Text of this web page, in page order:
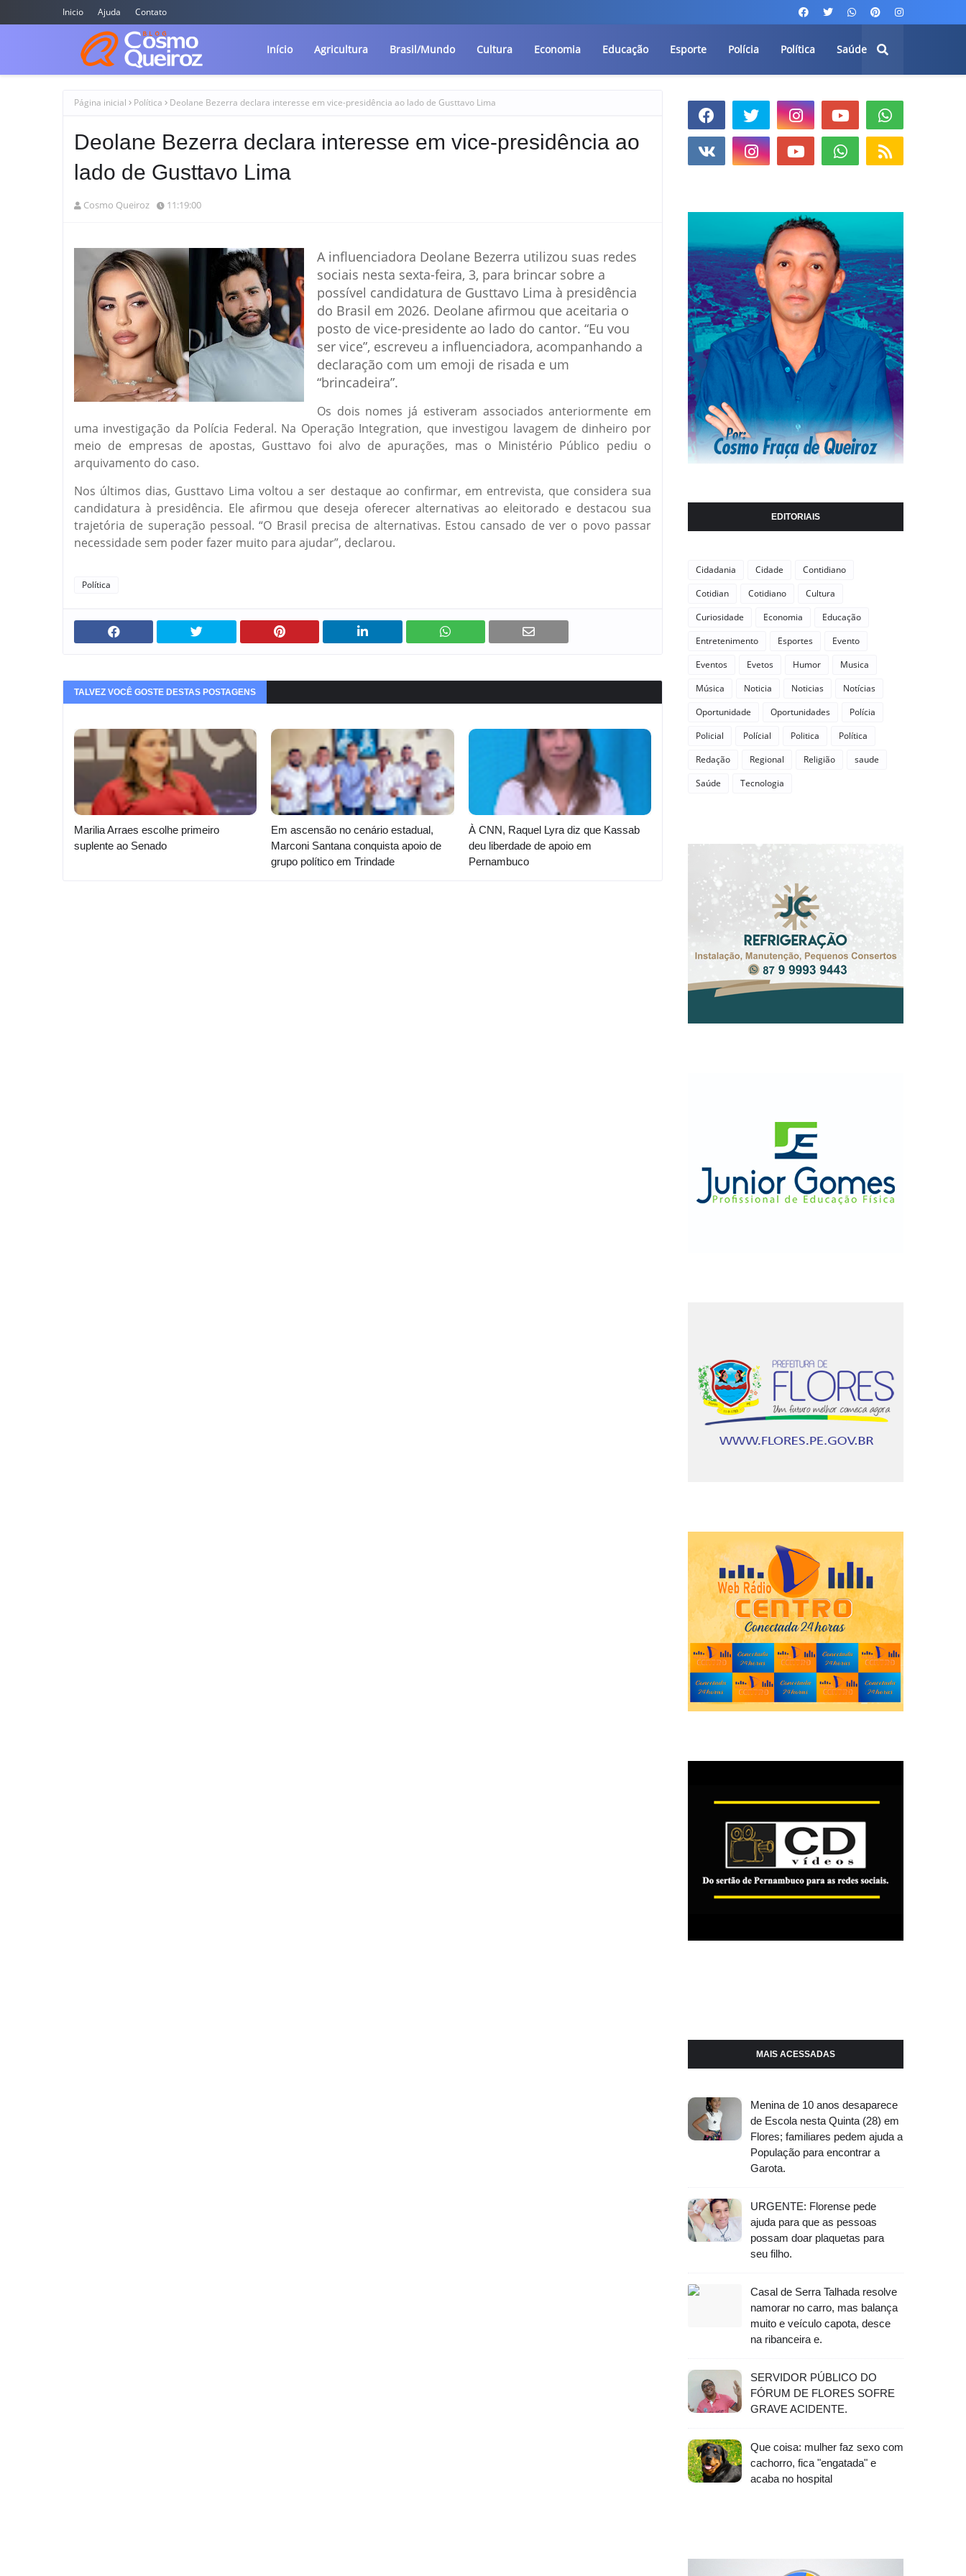
Inicio Ajuda Contato
Início Agricultura Brasil/Mundo Cultura Economia Educação Esporte Polícia Política Saúde
Página inicial Política Deolane Bezerra declara interesse em vice-presidência ao lado de Gusttavo Lima
Deolane Bezerra declara interesse em vice-presidência ao
lado de Gusttavo Lima
Cosmo Queiroz 11:19:00
A influenciadora Deolane Bezerra utilizou suas redes
sociais nesta sexta-feira, 3, para brincar sobre a
possível candidatura de Gusttavo Lima à presidência
do Brasil em 2026. Deolane afirmou que aceitaria o
posto de vice-presidente ao lado do cantor. “Eu vou
ser vice”, escreveu a influenciadora, acompanhando a
declaração com um emoji de risada e um
“brincadeira”.
Os dois nomes já estiveram associados anteriormente em
uma investigação da Polícia Federal. Na Operação Integration, que investigou lavagem de dinheiro por
meio de empresas de apostas, Gusttavo foi alvo de apurações, mas o Ministério Público pediu o
arquivamento do caso.
Nos últimos dias, Gusttavo Lima voltou a ser destaque ao confirmar, em entrevista, que considera sua
candidatura à presidência. Ele afirmou que deseja oferecer alternativas ao eleitorado e destacou sua
trajetória de superação pessoal. “O Brasil precisa de alternativas. Estou cansado de ver o povo passar
necessidade sem poder fazer muito para ajudar”, declarou.
Política
TALVEZ VOCÊ GOSTE DESTAS POSTAGENS
Marilia Arraes escolhe primeiro
suplente ao Senado
Em ascensão no cenário estadual,
Marconi Santana conquista apoio de
grupo político em Trindade
À CNN, Raquel Lyra diz que Kassab
deu liberdade de apoio em
Pernambuco
EDITORIAIS
Cidadania Cidade
Contidiano
Cotidian
Cotidiano
Cultura
Curiosidade
Economia
Educação
Entretenimento
Esportes
Evento
Eventos
Evetos Humor
Musica
Música
Noticia Noticias
Notícias
Oportunidade
Oportunidades
Polícia
Policial
Polícial Politica
Política
Redação
Regional Religião
saude
Saúde
Tecnologia
MAIS ACESSADAS
Menina de 10 anos desaparece
de Escola nesta Quinta (28) em
Flores; familiares pedem ajuda a
População para encontrar a
Garota.
URGENTE: Florense pede
ajuda para que as pessoas
possam doar plaquetas para
seu filho.
Casal de Serra Talhada resolve
namorar no carro, mas balança
muito e veículo capota, desce
na ribanceira e.
SERVIDOR PÚBLICO DO
FÓRUM DE FLORES SOFRE
GRAVE ACIDENTE.
Que coisa: mulher faz sexo com
cachorro, fica "engatada" e
acaba no hospital